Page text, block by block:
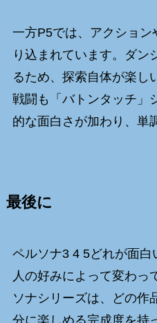
一方P5では、アクショ
り込まれています。ダン
るため、探索自体が楽し
戦闘も「バトンタッチ」
的な面白さが加わり、単
最後に
ペルソナ3 4 5どれが面
人の好みによって変わっ
ソナシリーズは、どの作
分に楽しめる完成度を持